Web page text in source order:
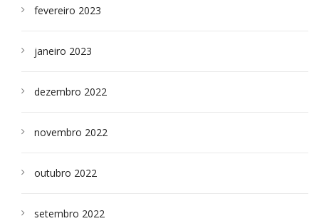
fevereiro 2023
janeiro 2023
dezembro 2022
novembro 2022
outubro 2022
setembro 2022